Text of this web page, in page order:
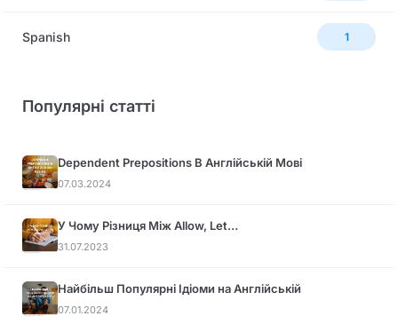
Spanish 1
Популярні статті
Dependent Prepositions В Англійській Мові
07.03.2024
У Чому Різниця Між Allow, Let…
31.07.2023
Найбільш Популярні Ідіоми на Англійській
07.01.2024